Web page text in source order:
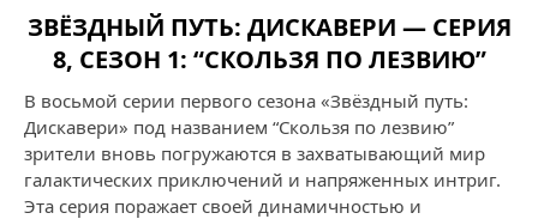
ЗВЁЗДНЫЙ ПУТЬ: ДИСКАВЕРИ — СЕРИЯ
8, СЕЗОН 1: “СКОЛЬЗЯ ПО ЛЕЗВИЮ”
В восьмой серии первого сезона «Звёздный путь:
Дискавери» под названием “Скользя по лезвию”
зрители вновь погружаются в захватывающий мир
галактических приключений и напряженных интриг.
Эта серия поражает своей динамичностью и